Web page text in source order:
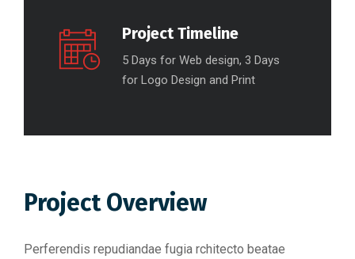
Project Timeline
5 Days for Web design, 3 Days
for Logo Design and Print
Project Overview
Perferendis repudiandae fugia rchitecto beatae